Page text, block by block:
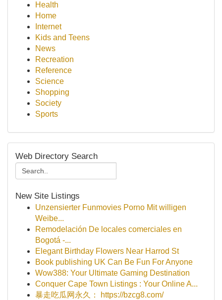
Health
Home
Internet
Kids and Teens
News
Recreation
Reference
Science
Shopping
Society
Sports
Web Directory Search
New Site Listings
Unzensierter Funmovies Porno Mit willigen
Weibe...
Remodelación De locales comerciales en
Bogotá -...
Elegant Birthday Flowers Near Harrod St
Book publishing UK Can Be Fun For Anyone
Wow388: Your Ultimate Gaming Destination
Conquer Cape Town Listings : Your Online A...
暴走吃瓜网永久： https://bzcg8.com/